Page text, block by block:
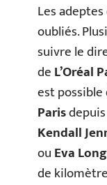
Les
oubliés.
suivre le
deL’Oréal
est
Paris
Kendall
ouEva
de